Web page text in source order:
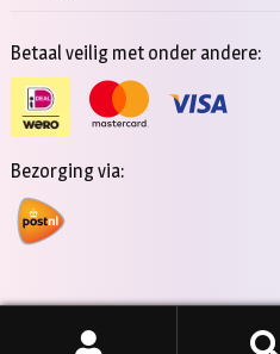
Betaal veilig met onder andere:
Bezorging via: